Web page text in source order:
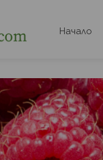
Начало